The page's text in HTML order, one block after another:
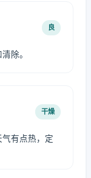
良
除。
干燥
有点热，定